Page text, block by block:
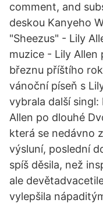
comment, and
deskou Kanyeho
"Sheezus" - Lily
muzice - Lily Allen
březnu příštího
vánoční píseň s
vybrala další singl:
Allen po dlouhé
která se nedávno
výsluní, poslední
spíš děsila, než
ale
vylepšila